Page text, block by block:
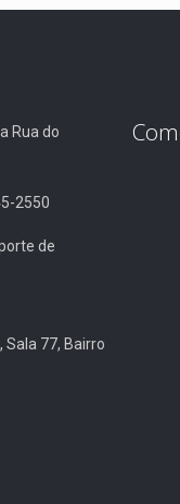
Rua do
2550
de
Sala 77, Bairro